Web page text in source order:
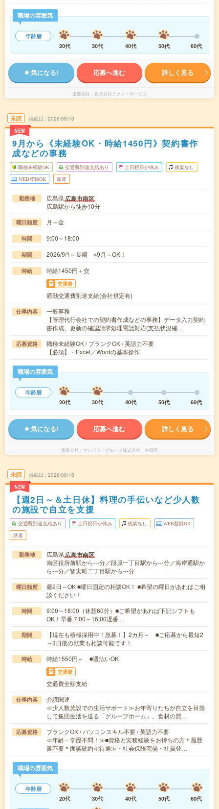
職場の雰囲気
年齢層
20代
30代 40代 50代 60代
気になる! 応募へ進む 詳しく見る
派遣会社 株式会社テクノ・サービス
未読
NEW
掲載日 2026/08/10
9月から《未経験OK・時給1450円》契約書作
成などの事務
職種未経験OK 交通費別途支給あり 土日祝日が休み 残業なし
WEB登録OK 派遣
勤務地 広島県広島市南区
広島駅から徒歩10分
曜日頻度 月～金
時間 9:00～18:00
期間 2026/9/1～長期 ※9月～OK！
時給 時給1450円＋交
交通費
通勤交通費別途支給(会社規定有)
仕事内容
一般事務
【管理代行会社での契約書作成などの事務】データ入力契約
書作成、更新の確認請求処理電話対応(支払状況確…
応募資格
職種未経験OK / ブランクOK / 英語力不要
【必須】・Excel／Wordの基本操作
職場の雰囲気
年齢層
20代
30代 40代 50代 60代
気になる! 応募へ進む 詳しく見る
派遣会社 マンパワーグループ株式会社 中四国
未読
NEW
掲載日 2026/08/10
【週2日～＆土日休】料理の手伝いなど少人数
の施設で自立を支援
交通費別途支給あり 土日祝日が休み 残業なし WEB登録OK
派遣
勤務地 広島県広島市南区
南区役所前駅から---分／段原一丁目駅から---分／海岸通駅か
ら---分／皆実町二丁目駅から---分
曜日頻度
週2日～OK ■曜日固定の相談OK！ ■希望の曜日があればご相
談ください！
時間
9:00～18:00（休憩60分）■ご希望があれば下記シフトも
OK！早番 7:00～16:00遅番 …
期間
【現在も積極採用中！急募！】2カ月～ ■ご応募から最短2
～3日後の就業も相談可能です！
時給 時給1550円～ ■週払いOK
交通費
交通費全額支給
仕事内容
介護関連
≪少人数施設での生活サポート≫お年寄りたちが自立を目指
して集団生活を送る「グループホーム」。食材の買…
応募資格
ブランクOK / パソコンスキル不要 / 英語力不要
≪年齢・学歴不問！≫■資格と実務経験をお持ちの方＊履歴
書不要＊面談確約≪待遇≫・社会保険完備・社員登…
職場の雰囲気
年齢層
20代
30代 40代 50代
60代